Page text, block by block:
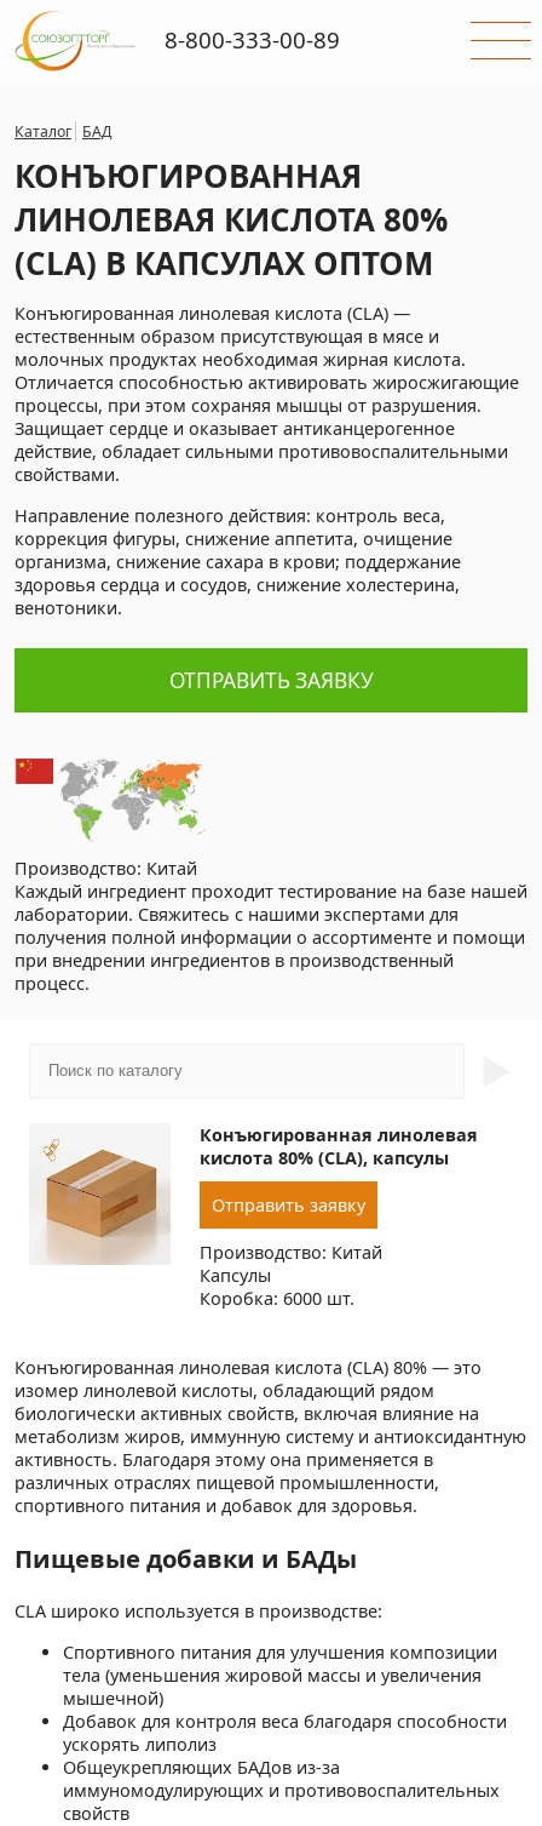
Каталог БАД
КОНЪЮГИРОВАННАЯ
ЛИНОЛЕВАЯ КИСЛОТА 80%
(CLA) В КАПСУЛАХ ОПТОМ
Конъюгированная линолевая кислота (CLA) —
естественным образом присутствующая в мясе и
молочных продуктах необходимая жирная кислота.
Отличается способностью активировать жиросжигающие
процессы, при этом сохраняя мышцы от разрушения.
Защищает сердце и оказывает антиканцерогенное
действие, обладает сильными противовоспалительными
свойствами.
Направление полезного действия: контроль веса,
коррекция фигуры, снижение аппетита, очищение
организма, снижение сахара в крови; поддержание
здоровья сердца и сосудов, снижение холестерина,
венотоники.
ОТПРАВИТЬ ЗАЯВКУ
Производство: Китай
Каждый ингредиент проходит тестирование на базе нашей
лаборатории. Свяжитесь с нашими экспертами для
получения полной информации о ассортименте и помощи
при внедрении ингредиентов в производственный
процесс.
Конъюгированная линолевая
кислота 80% (CLA), капсулы
Отправить заявку
Производство: Китай
Капсулы
Коробка: 6000 шт.
Конъюгированная линолевая кислота (CLA) 80% — это
изомер линолевой кислоты, обладающий рядом
биологически активных свойств, включая влияние на
метаболизм жиров, иммунную систему и антиоксидантную
активность. Благодаря этому она применяется в
различных отраслях пищевой промышленности,
спортивного питания и добавок для здоровья.
Пищевые добавки и БАДы
CLA широко используется в производстве:
Спортивного питания для улучшения композиции
тела (уменьшения жировой массы и увеличения
мышечной)
Добавок для контроля веса благодаря способности
ускорять липолиз
Общеукрепляющих БАДов из-за
иммуномодулирующих и противовоспалительных
свойств
8-800-333-00-89